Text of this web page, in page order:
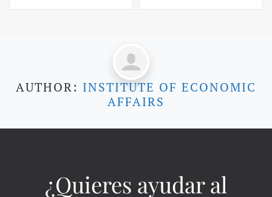
AUTHOR: INSTITUTE OF ECONOMIC
AFFAIRS
¿Quieres ayudar al